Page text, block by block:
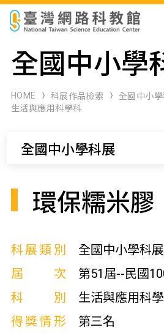
科展作品檢索
科學研習月刊
全國中小學
HOME 科展作品檢索
全國中小
生活與應用科學科
全國中小學科展
環保糯米膠
科展類別
全國中小學科
屆次
第51屆--民國
科別
生活與應用科
得獎情形
第三名